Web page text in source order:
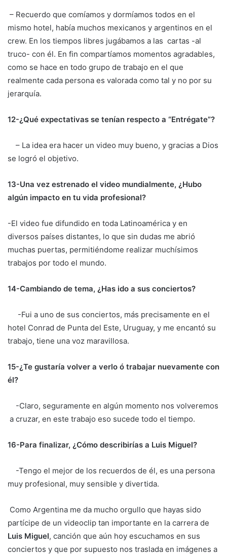
– Recuerdo que comíamos y dormíamos todos en el
mismo hotel, había muchos mexicanos y argentinos en el
crew. En los tiempos libres jugábamos a las cartas -al
truco- con él. En fin compartíamos momentos agradables,
como se hace en todo grupo de trabajo en el que
realmente cada persona es valorada como tal y no por su
jerarquía.
12-¿Qué expectativas se tenían respecto a “Entrégate”?
– La idea era hacer un video muy bueno, y gracias a Dios
se logró el objetivo.
13-Una vez estrenado el video mundialmente, ¿Hubo
algún impacto en tu vida profesional?
-El video fue difundido en toda Latinoamérica y en
diversos países distantes, lo que sin dudas me abrió
muchas puertas, permitiéndome realizar muchísimos
trabajos por todo el mundo.
14-Cambiando de tema, ¿Has ido a sus conciertos?
-Fui a uno de sus conciertos, más precisamente en el
hotel Conrad de Punta del Este, Uruguay, y me encantó su
trabajo, tiene una voz maravillosa.
15-¿Te gustaría volver a verlo ó trabajar nuevamente con
él?
-Claro, seguramente en algún momento nos volveremos
a cruzar, en este trabajo eso sucede todo el tiempo.
16-Para finalizar, ¿Cómo describirías a Luis Miguel?
-Tengo el mejor de los recuerdos de él, es una persona
muy profesional, muy sensible y divertida.
Como Argentina me da mucho orgullo que hayas sido
partícipe de un videoclip tan importante en la carrera de
Luis Miguel, canción que aún hoy escuchamos en sus
conciertos y que por supuesto nos traslada en imágenes a